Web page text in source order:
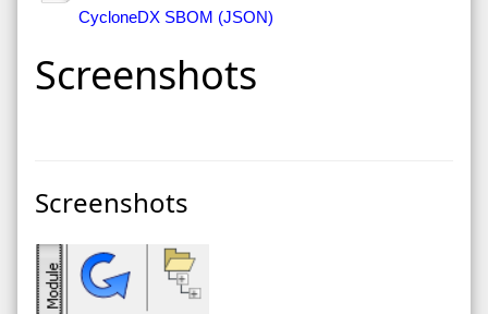
CycloneDX SBOM (JSON)
Screenshots
Screenshots